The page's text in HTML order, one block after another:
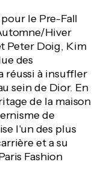
le Pre-Fall
Hiver
Peter Doig, Kim
des
réussi à insuffler
sein de Dior. En
de la maison
de
l'un des plus
et a su
Fashion